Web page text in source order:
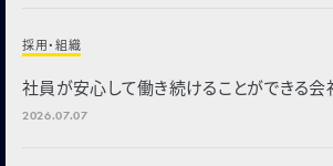
採用・組織
社員が安心して働き続けることができる会
な福利厚生制度を導入
2026.07.07